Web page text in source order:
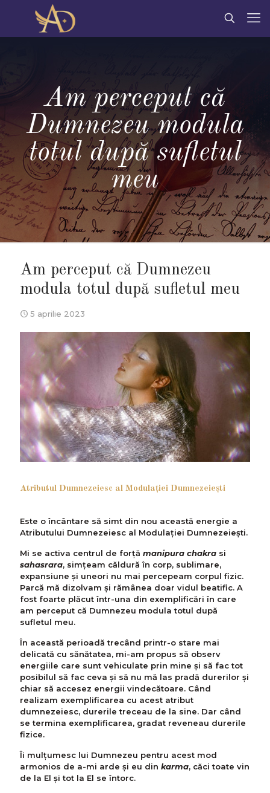
Am perceput că
Dumnezeu modula
totul după sufletul
meu
Am perceput că Dumnezeu
modula totul după sufletul meu
5 aprilie 2023
Atributul Dumnezeiesc al Modulației Dumnezeiești
Este o încântare să simt din nou această energie a
Atributului Dumnezeiesc al Modulației Dumnezeiești.
Mi se activa centrul de forță manipura chakra si
sahasrara, simțeam căldură în corp, sublimare,
expansiune și uneori nu mai percepeam corpul fizic.
Parcă mă dizolvam și rămânea doar vidul beatific. A
fost foarte plăcut într-una din exemplificări în care
am perceput că Dumnezeu modula totul după
sufletul meu.
În această perioadă trecând printr-o stare mai
delicată cu sănătatea, mi-am propus să observ
energiile care sunt vehiculate prin mine și să fac tot
posibilul să fac ceva și să nu mă las pradă durerilor și
chiar să accesez energii vindecătoare. Când
realizam exemplificarea cu acest atribut
dumnezeiesc, durerile treceau de la sine. Dar când
se termina exemplificarea, gradat reveneau durerile
fizice.
Îi mulțumesc lui Dumnezeu pentru acest mod
armonios de a-mi arde și eu din karma, căci toate vin
de la El și tot la El se întorc.